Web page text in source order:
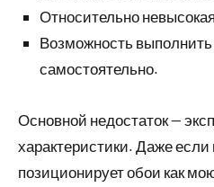
Относительно
Возможность
самостоятельно.
Основной недостаток —
характеристики. Даже
позиционирует обои как